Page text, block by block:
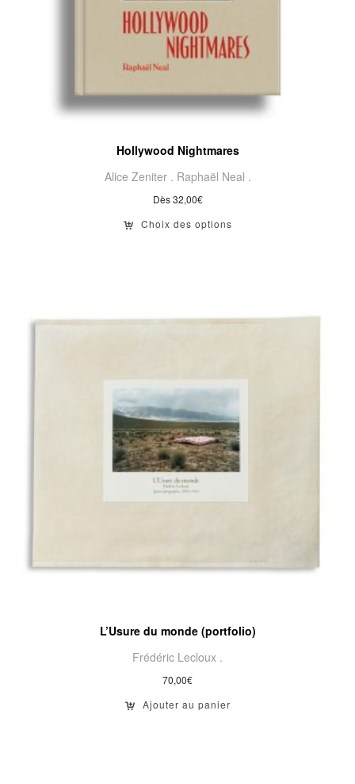
Hollywood Nightmares
Alice Zeniter . Raphaël Neal .
Dès32,00€
Choix des options
L’Usure du monde (portfolio)
Frédéric Lecloux .
70,00€
Ajouter au panier